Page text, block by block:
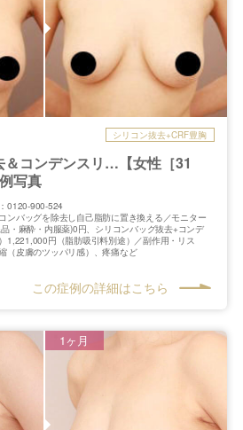
シリコン抜去+CRF豊胸
＆コンデンスリ…【女性［31
写真
0120-900-524
ンバッグを除去し自己脂肪に置き換える／モニター
・麻酔・内服薬)0円、シリコンバッグ抜去+コンデ
1,221,000円（脂肪吸引料別途）／副作用・リス
（皮膚のツッパリ感）、疼痛など
この症例の詳細はこちら
1ヶ月